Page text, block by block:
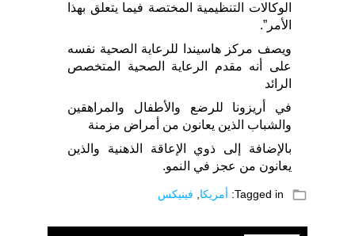
الوكالات التنظيمية المختصة فيما يتعلق بهذا
الأمر”.
ويصف مركز هاسيندا للرعاية الصحية نفسه
على أنه مقدم الرعاية الصحية المتخصص
الرائد
في أريزونا للرضع والأطفال والمراهقين
والشباب الذين يعانون من أمراض مزمنة
بالإضافة إلى ذوي الإعاقة الذهنية والذين
يعانون من عجز في النمو.
folder_open
Tagged in: أمريكا فينيكس